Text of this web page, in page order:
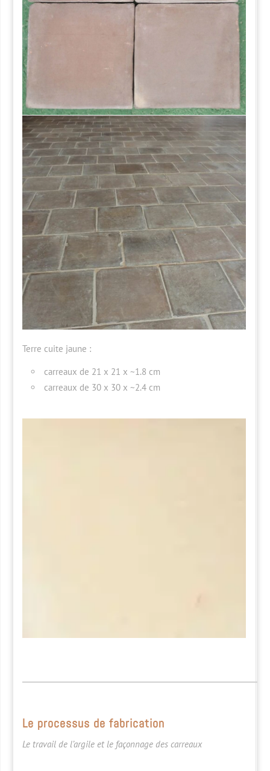
Terre cuite jaune :
carreaux de 21 x 21 x ~1.8 cm
carreaux de 30 x 30 x ~2.4 cm
Le processus de fabrication
Le travail de l’argile et le façonnage des carreaux